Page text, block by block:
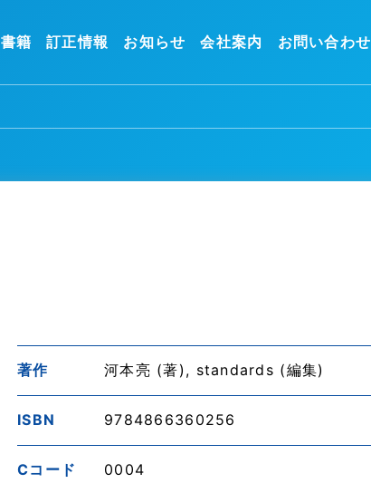
書籍 訂正情報 お知らせ 会社案内 お問い合わせ
著作 河本亮 (著), standards (編集)
ISBN 9784866360256
Cコード 0004